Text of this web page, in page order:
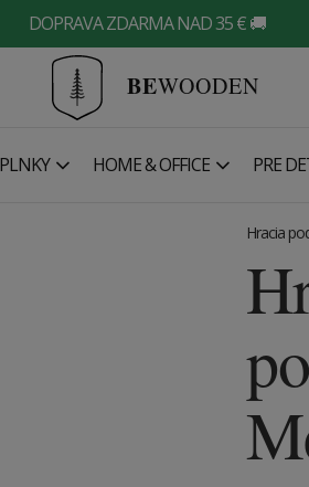
DOPRAVA ZDARMA NAD 35 € 🚚
BEWOODEN
HOME & OFFICE PRE
Hracia